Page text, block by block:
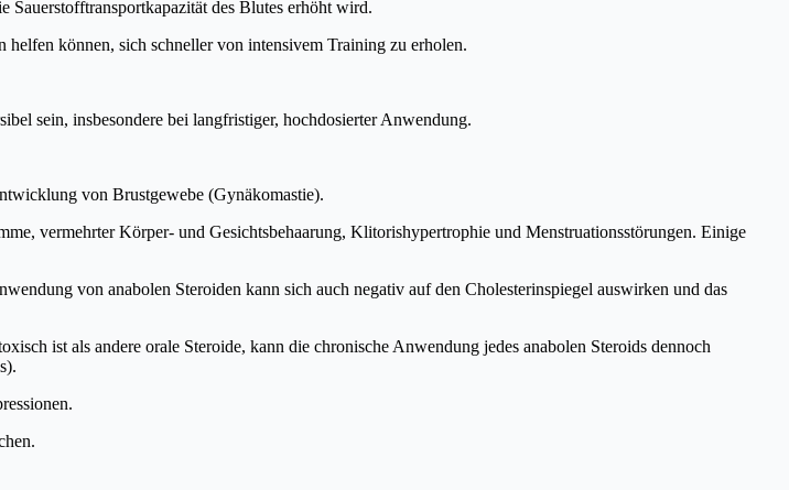
Sauerstofftransportkapazität des Blutes erhöht wird.
können, sich schneller von intensivem Training zu erholen.
sein, insbesondere bei langfristiger, hochdosierter Anwendung.
von Brustgewebe (Gynäkomastie).
vermehrter Körper- und Gesichtsbehaarung, Klitorishypertrophie und Menstruationsstörungen. Einige
von anabolen Steroiden kann sich auch negativ auf den Cholesterinspiegel auswirken und das
ist als andere orale Steroide, kann die chronische Anwendung jedes anabolen Steroids dennoch